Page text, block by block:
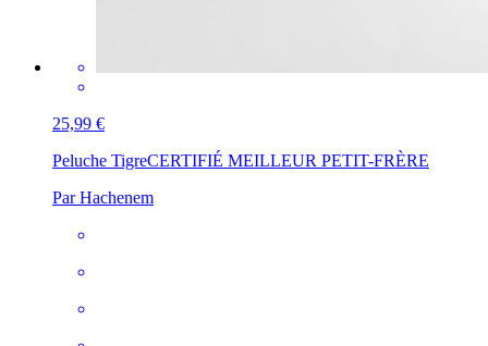
25,99 €
Peluche TigreCERTIFIÉ MEILLEUR PETIT-FRÈRE
Par Hachenem